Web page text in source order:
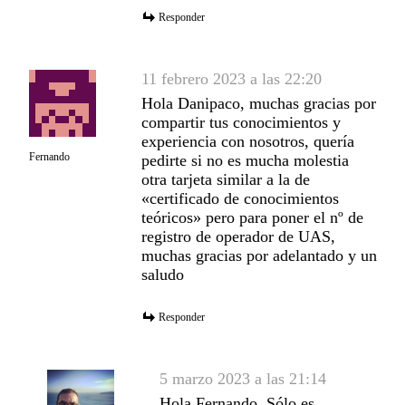
Responder
Fernando
11 febrero 2023 a las 22:20
Hola Danipaco, muchas gracias por
compartir tus conocimientos y
experiencia con nosotros, quería
pedirte si no es mucha molestia
otra tarjeta similar a la de
«certificado de conocimientos
teóricos» pero para poner el nº de
registro de operador de UAS,
muchas gracias por adelantado y un
saludo
Responder
5 marzo 2023 a las 21:14